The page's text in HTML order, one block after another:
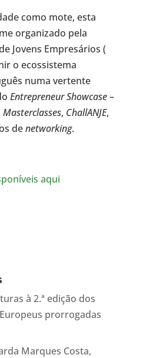
como mote, esta
organizado pela
Jovens Empresários (
o ecossistema
numa vertente
Entrepreneur Showcase–
Masterclasses, ChallANJE,
denetworking.
aqui
à 2.ª edição dos
prorrogadas
Marques Costa,